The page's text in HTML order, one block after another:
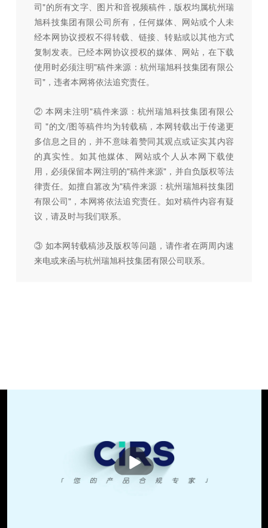
司"的所有文字、图片和音视频稿件，版权均属杭州瑞
旭科技集团有限公司所有，任何媒体、网站或个人未
经本网协议授权不得转载、链接、转贴或以其他方式
复制发表。已经本网协议授权的媒体、网站，在下载
使用时必须注明"稿件来源：杭州瑞旭科技集团有限公
司"，违者本网将依法追究责任。
② 本网未注明"稿件来源：杭州瑞旭科技集团有限公
司 "的文/图等稿件均为转载稿，本网转载出于传递更
多信息之目的，并不意味着赞同其观点或证实其内容
的真实性。如其他媒体、网站或个人从本网下载使
用，必须保留本网注明的"稿件来源"，并自负版权等法
律责任。如擅自篡改为"稿件来源：杭州瑞旭科技集团
有限公司"，本网将依法追究责任。如对稿件内容有疑
议，请及时与我们联系。
③ 如本网转载稿涉及版权等问题，请作者在两周内速
来电或来函与杭州瑞旭科技集团有限公司联系。
播
放